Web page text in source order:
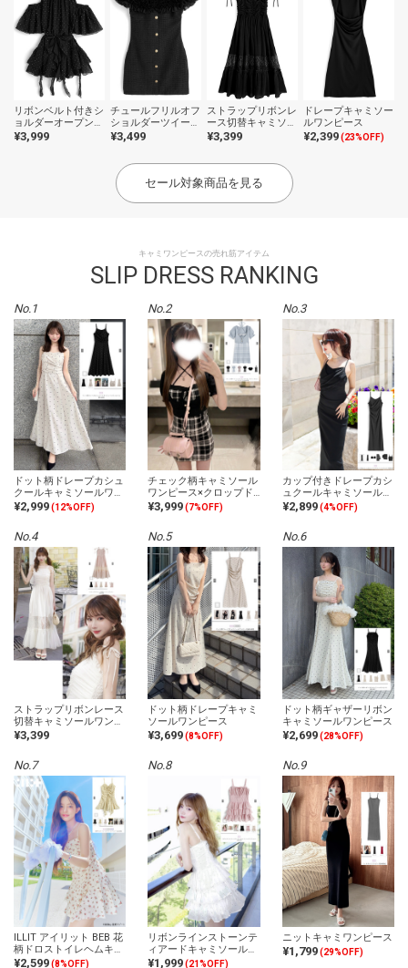
リボンベルト付きシ
ョルダーオープンラ
インストーンティア
ードフリルミニワン
¥3,999
チュールフリルオフ
ショルダーツイード
ミニワンピース
¥3,499
ストラップリボンレ
ース切替キャミソー
ルワンピース
¥3,399
ドレープキャミソー
ルワンピース
¥2,399(23%OFF)
セール対象商品を見る
キャミワンピースの売れ筋アイテム
SLIP DRESS RANKING
No.1
ドット柄ドレープカシュ
クールキャミソールワン
ピース
¥2,999(12%OFF)
No.2
チェック柄キャミソール
ワンピース×クロップド
トップスニットアンサン
¥3,999 (7%OFF)
No.3
カップ付きドレープカシ
ュクールキャミソールワ
ンピース
¥2,899 (4%OFF)
No.4
ストラップリボンレース
切替キャミソールワンピ
ース
¥3,399
No.5
ドット柄ドレープキャミ
ソールワンピース
¥3,699 (8%OFF)
No.6
ドット柄ギャザーリボン
キャミソールワンピース
¥2,699 (28%OFF)
No.7
ILLIT アイリット BEB 花
柄ドロストイレヘムキャ
ミミニワンピース
¥2,599(8%OFF)
No.8
リボンラインストーンテ
ィアードキャミソールミ
ニワンピース
¥1,999 (21%OFF)
No.9
ニットキャミワンピース
¥1,799 (29%OFF)